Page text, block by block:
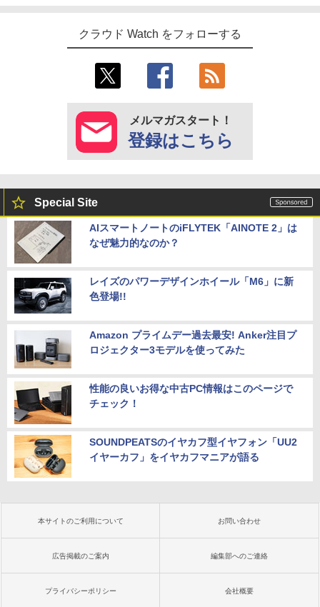
クラウド Watch をフォローする
メルマガスタート！
登録はこちら
Special Site
AIスマートノートのiFLYTEK「AINOTE 2」は
なぜ魅力的なのか？
レイズのパワーデザインホイール「M6」に新
色登場!!
Amazon プライムデー過去最安! Anker注目プ
ロジェクター3モデルを使ってみた
性能の良いお得な中古PC情報はこのページで
チェック！
SOUNDPEATSのイヤカフ型イヤフォン「UU2
イヤーカフ」をイヤカフマニアが語る
本サイトのご利用について お問い合わせ
広告掲載のご案内 編集部へのご連絡
プライバシーポリシー 会社概要